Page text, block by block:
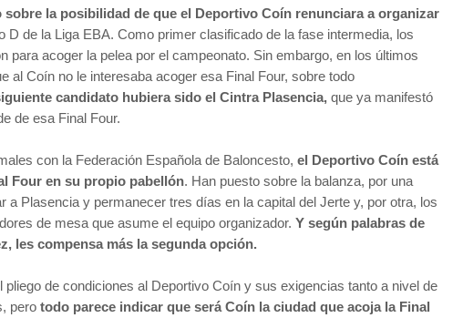
sobre la posibilidad de que el Deportivo Coín renunciara a organizar
D de la Liga EBA. Como primer clasificado de la fase intermedia, los
para acoger la pelea por el campeonato. Sin embargo, en los últimos
al Coín no le interesaba acoger esa Final Four, sobre todo
candidato hubiera sido el Cintra Plasencia, que ya manifestó
de esa Final Four.
con la Federación Española de Baloncesto, el Deportivo Coín está
Four en su propio pabellón. Han puesto sobre la balanza, por una
a Plasencia y permanecer tres días en la capital del Jerte y, por otra, los
de mesa que asume el equipo organizador. Y según palabras de
les compensa más la segunda opción.
pliego de condiciones al Deportivo Coín y sus exigencias tanto a nivel de
pero todo parece indicar que será Coín la ciudad que acoja la Final